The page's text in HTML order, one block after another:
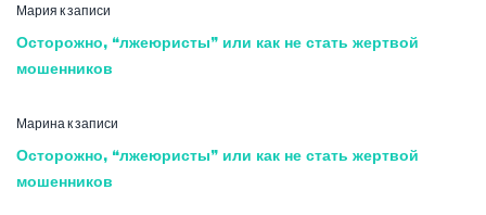
Мария к записи
Осторожно, “лжеюристы” или как не стать жертвой
мошенников
Маринак записи
Осторожно, “лжеюристы” или как не стать жертвой
мошенников